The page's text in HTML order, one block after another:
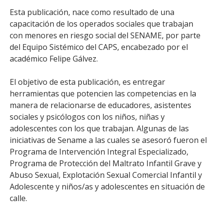
Esta publicación, nace como resultado de una
capacitación de los operados sociales que trabajan
con menores en riesgo social del SENAME, por parte
del Equipo Sistémico del CAPS, encabezado por el
académico Felipe Gálvez.
El objetivo de esta publicación, es entregar
herramientas que potencien las competencias en la
manera de relacionarse de educadores, asistentes
sociales y psicólogos con los niños, niñas y
adolescentes con los que trabajan. Algunas de las
iniciativas de Sename a las cuales se asesoró fueron el
Programa de Intervención Integral Especializado,
Programa de Protección del Maltrato Infantil Grave y
Abuso Sexual, Explotación Sexual Comercial Infantil y
Adolescente y niños/as y adolescentes en situación de
calle.